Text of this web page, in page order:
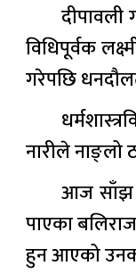
विधिपूर्वक
गरेपछि
नारीले नाङ्लो
आज साँझ
पाएका
हुन आएको